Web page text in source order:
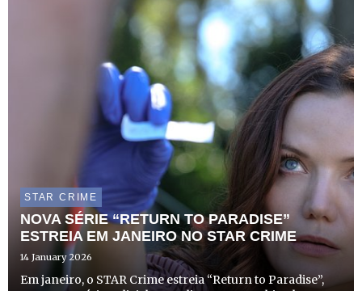
STAR CRIME
NOVA SÉRIE “RETURN TO PARADISE”
ESTREIA EM JANEIRO NO STAR CRIME
14 January 2026
Em janeiro, o STAR Crime estreia “Return to Paradise”,